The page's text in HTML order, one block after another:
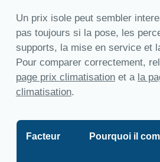
Un prix isole peut sembler
pas toujours si la pose, les
supports, la mise en service et
Pour comparer correctement,
page prix climatisationet a la
climatisation.
Facteur Pourquoi il